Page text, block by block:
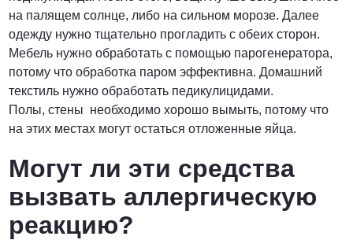
на палящем солнце, либо на сильном морозе. Далее
одежду нужно тщательно прогладить с обеих сторон.
Мебель нужно обработать с помощью парогенератора,
потому что обработка паром эффективна. Домашний
текстиль нужно обработать педикулицидами.
Полы, стены необходимо хорошо вымыть, потому что
на этих местах могут остаться отложенные яйца.
Могут ли эти средства
вызвать аллергическую
реакцию?